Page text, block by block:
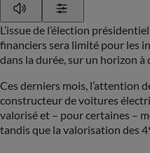
L’issue de l’élection
financiers sera limité pour les
dans la durée, sur un horizon
Ces derniers mois, l’attention
constructeur de voitures
valorisé et – pour certaines –
tandis que la valorisation des